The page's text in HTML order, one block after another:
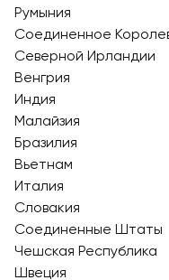
Румыния
Соединенное
Северной Ирландии
Венгрия
Индия
Малайзия
Бразилия
Вьетнам
Италия
Словакия
Соединенные Штаты
Чешская Республика
Швеция